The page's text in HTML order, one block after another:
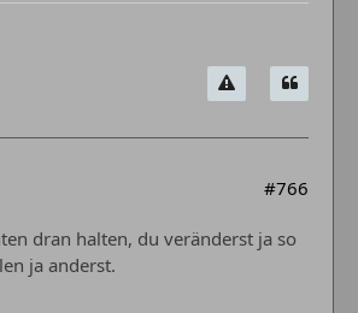
#766
dran halten, du veränderst ja so
ja anderst.